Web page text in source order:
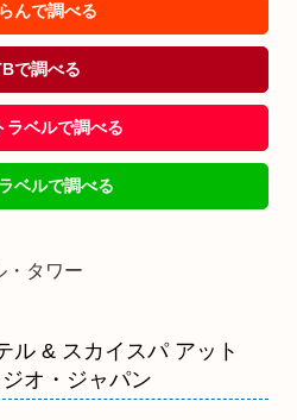
んで調べる
で調べる
ラベルで調べる
ベルで調べる
・タワー
ル & スカイスパ アット
オ・ジャパン